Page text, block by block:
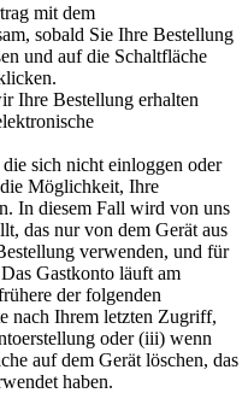
mit dem
sobald Sie Ihre Bestellung
und auf die Schaltfläche
Ihre Bestellung erhalten
sich nicht einloggen oder
Möglichkeit, Ihre
In diesem Fall wird von uns
das nur von dem Gerät aus
verwenden, und für
Gastkonto läuft am
der folgenden
nach Ihrem letzten Zugriff,
oder (iii) wenn
auf dem Gerät löschen, das
haben.